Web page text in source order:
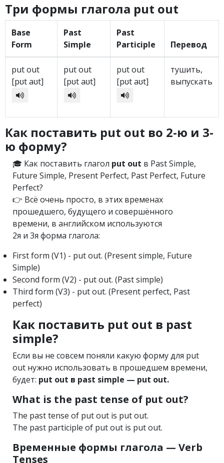
Три формы глагола put out
Base
Form
Past
Simple
Past
Participle
Перевод
put out
[pʊt aʊt]
put out
[pʊt aʊt]
put out
[pʊt aʊt]
тушить,
выпускать
Как поставить put out во 2-ю и 3-
ю форму?
🎓 Как поставить глагол put out в Past Simple,
Future Simple, Present Perfect, Past Perfect, Future
Perfect?
👉 Всё очень просто, в этих временах
прошедшего, будущего и совершённого
времени, в английском используются
2я и 3я форма глагола:
First form (V1) - put out. (Present simple, Future
Simple)
Second form (V2) - put out. (Past simple)
Third form (V3) - put out. (Present perfect, Past
perfect)
Как поставить put out в past
simple?
Если вы не совсем поняли какую форму для put
out нужно использовать в прошедшем времени,
будет: put out в past simple — put out.
What is the past tense of put out?
The past tense of put out is put out.
The past participle of put out is put out.
Временные формы глагола — Verb
Tenses